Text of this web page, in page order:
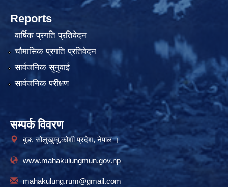
Reports
वार्षिक प्रगति प्रतिवेदन
चौमासिक प्रगति प्रतिवेदन
सार्वजनिक सुनुवाई
सार्वजनिक परीक्षण
सम्पर्क विवरण
बुङ, सोलुखुम्बु,कोशी प्रदेश, नेपाल ।
www.mahakulungmun.gov.np
mahakulung.rum@gmail.com